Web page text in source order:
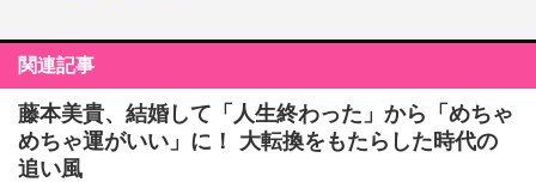
関連記事
藤本美貴、結婚して「人生終わった」から「めちゃ
めちゃ運がいい」に！ 大転換をもたらした時代の
追い風